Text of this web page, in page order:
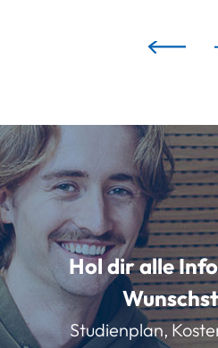
Hol dir alle
Studienplan,